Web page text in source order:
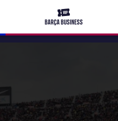
ticket-vip
BARÇA BUSINESS